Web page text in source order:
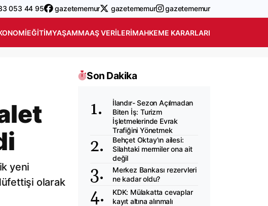
053 44 95 gazetememur gazetememur gazetememur
EĞITIMYAŞAMMAAŞ VERILERIMAHKEME KARARLARI
yeni
olarak
Son Dakika
İlandır- Sezon Açılmadan
Biten İş: Turizm
İşletmelerinde Evrak
Trafiğini Yönetmek
Behçet Oktay'ın ailesi:
Silahtaki mermiler ona ait
değil
Merkez Bankası rezervleri
ne kadar oldu?
KDK: Mülakatta cevaplar
kayıt altına alınmalı